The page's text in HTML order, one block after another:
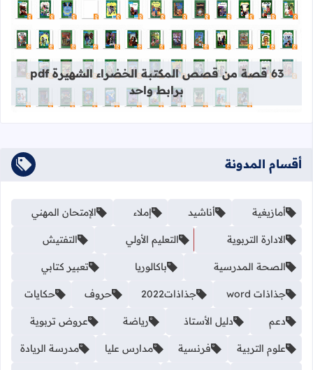
قراءة المزيد عن 63 قصة من قصص المكتبة الخضراء الشهيرة pdf برابط واحد
63 قصة من قصص المكتبة الخضراء الشهيرة pdf
برابط واحد
أقسام المدونة
أمازيغية أناشيد إملاء الإمتحان المهني
الادارة التربوية التعليم الأولي التفتيش
الصحة المدرسية باكالوريا تعبير كتابي
جذاذات word جذاذات2022 حروف حكايات
دعم دليل الأستاذ رياضة عروض تربوية
علوم التربية فرنسية مدارس عليا مدرسة الريادة